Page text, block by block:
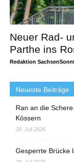
Neuer Rad-
Parthe ins
Redaktion
Neueste Beiträge
Ran an die
Kössern
28. Juli 2026
Gesperrte Brücke